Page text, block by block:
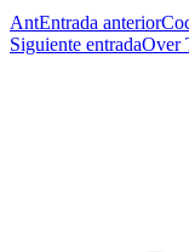
AntEntrada anterior
Siguiente entradaOver